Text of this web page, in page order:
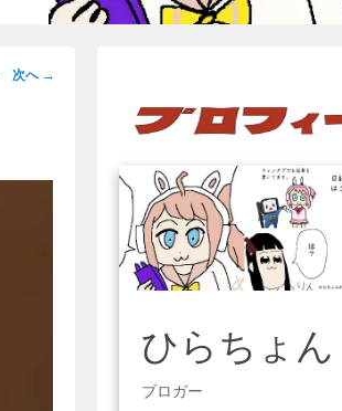
次へ →
ひらちょん
ブロガー